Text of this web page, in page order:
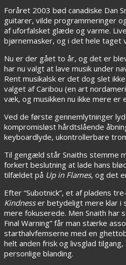
Foråret 2003 bød canadiske Dan
guitarer, vilde programmeringer
af uforfalsket glæde og varme.
bjørnemasker, og i det hele taget
Nu er der gået to år, og det er
har nu valgt at lave musik under
Rent musikalsk er det dog slet
valget af Caribou (en art
væk, og musikken nu ikke mere
Ved de første gennemlytninger
kompromisløst hårdtslående
keyboardlyde, ukontrollerbare
Til gengæld står Snaiths stemme
forkert beslutning at lade hans
tilfældet på Up in Flames, og det
Efter “Subotnick”, et af pladens
Kindnesser betydeligt mere klar i
mere fokuserede. Men Snaith har
Final Warning” får man stærke
starthalvfemserne med en
helt anden frisk og livsglad
personlige blanding.